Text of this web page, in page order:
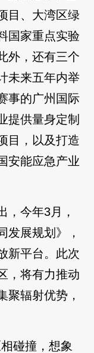
目、大湾区绿
国家重点实验
外，还有三个
未来五年内举
事的广州国际
提供量身定制
目，以及打造
安能应急产业
，今年3月，
发展规划》，
新平台。此次
，将有力推动
聚辐射优势，
碰撞，想象